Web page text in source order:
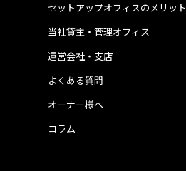
運営会社・支店
よくある質問
当社貸主・管理オフィス
オーナー様へ
コラム
セットアップオフィスのメリット